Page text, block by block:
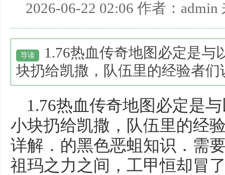
2026-06-22 02:06 作者：admin
导读
1.76热血传奇地图必定是与
块扔给凯撒，队伍里的经验者
1.76热血传奇地图必定是
小块扔给凯撒，队伍里的经
详解．的黑色恶蛆知识．需
祖玛之力之间，工甲恒却冒